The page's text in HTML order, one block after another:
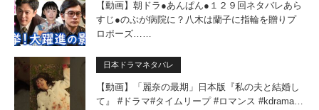
【動画】朝ドラ●あんぱん●１２９回ネタバレあら
すじ●のぶが病院に？八木は蘭子に指輪を贈りプ
ロポーズ……
日本ドラマネタバレ
【動画】「麗奈の最期」日本版『私の夫と結婚し
て』 #ドラマ#タイムリープ #ロマンス #kdrama…